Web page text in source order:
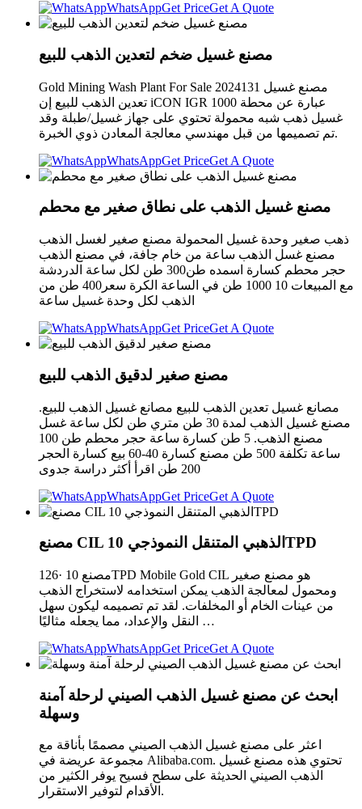
WhatsAppGet PriceGet A Quote
مصنع غسيل ضخم لتعدين الذهب للبيع
Gold Mining Wash Plant For Sale 2024131 مصنع غسيل
تعدين الذهب للبيع إن iCON IGR 1000 عبارة عن محطة
غسيل ذهب شبه محمولة تحتوي على جهاز غسيل/طبلة وقد
تم تصميمها من قبل مهندسي معالجة المعادن ذوي الخبرة.
WhatsAppGet PriceGet A Quote
مصنع غسيل الذهب على نطاق صغير مع محطم
ذهب صغير وحدة غسيل المحمولة مصنع صغير لغسل الذهب
مصنع غسل الذهب ساعة من خام جافة، في مصنع الذهب
حجر محطم كسارة اسمده طن300 طن لكل ساعة الدردشة
مع المبيعات 10 1000 طن في الساعة الكرة سعر400 طن من
الذهب لكل وحدة غسيل ساعة
WhatsAppGet PriceGet A Quote
مصنع صغير لدقيق الذهب للبيع
مصانع غسيل تعدين الذهب للبيع مصانع غسيل الذهب للبيع.
مصنع غسيل الذهب لمدة 30 طن متري طن لكل ساعة غسل
مصنع الذهب. 5 طن كسارة ساعة حجر محطم طن 100
ساعة تكلفة 500 طن مصنع كسارة 40-60 بيع كسارة الحجر
200 طن اقرأ أكثر دراسة جدوى
WhatsAppGet PriceGet A Quote
مصنع CIL الذهبي المتنقل النموذجي 10TPD
126· مصنع 10TPD Mobile Gold CIL هو مصنع صغير
ومحمول لمعالجة الذهب يمكن استخدامه لاستخراج الذهب
من عينات الخام أو المخلفات. لقد تم تصميمه ليكون سهل
النقل والإعداد، مما يجعله مثاليًا …
WhatsAppGet PriceGet A Quote
ابحث عن مصنع غسيل الذهب الصيني لرحلة آمنة
وسهلة
اعثر على مصنع غسيل الذهب الصيني مصممًا بأناقة مع
مجموعة عريضة في Alibaba.com. تحتوي هذه مصنع غسيل
الذهب الصيني الحديثة على سطح فسيح يوفر الكثير من
الأقدام لتوفير الاستقرار.